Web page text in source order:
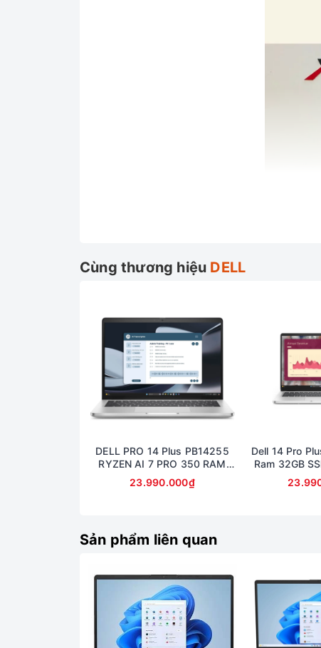
Cùng thương hiệu DELL
DELL PRO 14 Plus PB14255
RYZEN AI 7 PRO 350 RAM
32GB SSD 512GB AMD
RADEON 860M GRAPHICS
23.990.000₫
Dell 14 Pro
Ram 32GB
14inch
Sản phẩm liên quan